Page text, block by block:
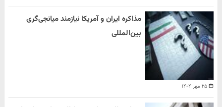
۲۵ مهر ۱۴۰۴
مذاکره ایران و آمریکا نیازمند میانجی‌گری
بین‌المللی